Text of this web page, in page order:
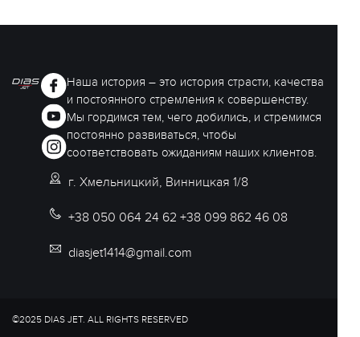
Наша история – это история страсти, качества
и постоянного стремления к совершенству.
Мы гордимся тем, чего добились, и стремимся
постоянно развиваться, чтобы
соответствовать ожиданиям наших клиентов.
г. Хмельницкий, Винницкая 1/8
+38 050 064 24 62 +38 099 862 46 08
diasjet1414@gmail.com
©2025 DIAS JET. ALL RIGHTS RESERVED